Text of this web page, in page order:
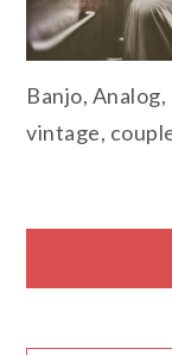
Banjo,
vintage,